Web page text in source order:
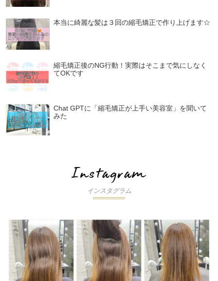
本当に綺麗な髪は３回の縮毛矯正で作り上げます☆
縮毛矯正後のNG行動！実際はそこまで気にしなく
てOKです
Chat GPTに「縮毛矯正が上手い美容室」を聞いて
みた
インスタグラム